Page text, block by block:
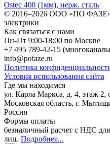
Ostec 400 (1мм), нерж. сталь
© 2016–2026 ООО «ПО
электрики
Как связаться с нами
Пн-Пт 9:00-18:00 по Москве
+7 495 789-42-15
info@pofaze.ru
Политика
Условия использования сайта
Где мы находимся
ул. Карла Маркса, д. 4, этаж 2,
Московская область, г.
Россия
Формы оплаты
безналичный расчет с НДС
лиц. Подробнее...